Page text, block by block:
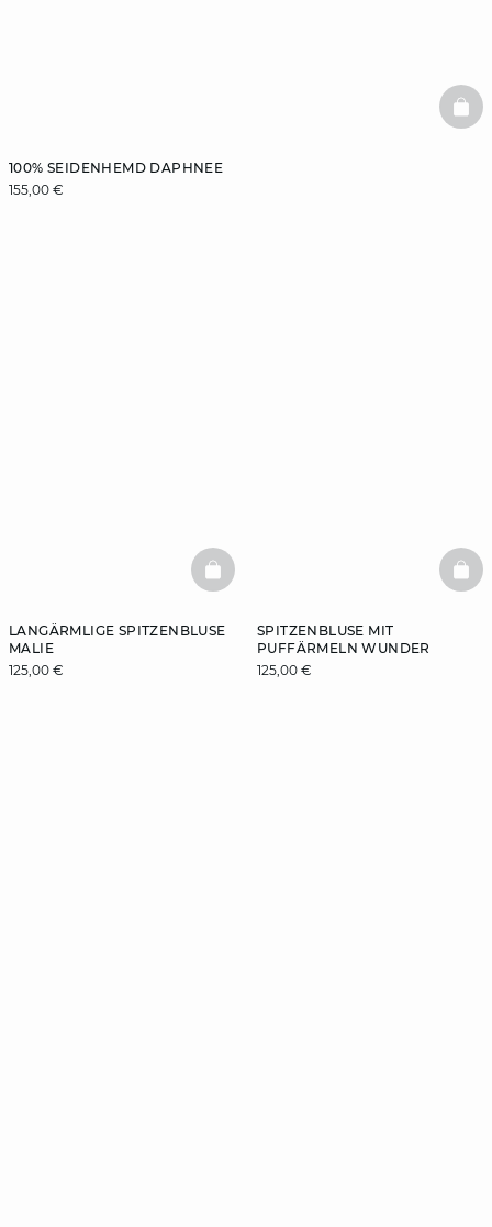
100% SEIDENHEMD DAPHNEE
155,00 €
LANGÄRMLIGE SPITZENBLUSE
MALIE
125,00 €
BASKETFULL
SPITZENBLUSE MIT
PUFFÄRMELN WUNDER
125,00 €